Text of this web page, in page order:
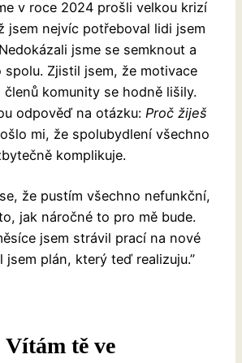
v roce 2024 prošli velkou krizí
jsem nejvíc potřeboval lidi jsem
jsme se semknout a
spolu. Zjistil jsem, že motivace
komunity se hodně lišily.
odpověď na otázku: Proč žiješ
mi, že spolubydlení všechno
komplikuje.
že pustím všechno nefunkční,
jak náročné to pro mě bude.
jsem strávil prací na nové
jsem plán, který teď realizuju.”
Vítám tě ve